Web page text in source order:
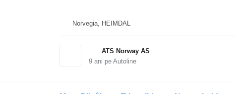
Norvegia, HEIMDAL
ATS Norway AS
9ani pe Autoline